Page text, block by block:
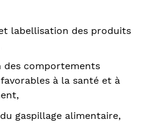
labellisation des produits
des comportements
à la santé et à
gaspillage alimentaire,